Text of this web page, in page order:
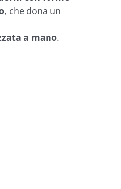
, che dona un
a mano.